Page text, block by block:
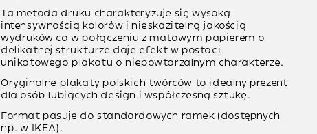
Ta metoda druku charakteryzuje się wysoką
intensywnością kolorów i nieskazitelną jakością
wydruków co w połączeniu z matowym papierem o
delikatnej strukturze daje efekt w postaci
unikatowego plakatu o niepowtarzalnym charakterze.
Oryginalne plakaty polskich twórców to idealny prezent
dla osób lubiących design i współczesną sztukę.
Format pasuje do standardowych ramek (dostępnych
np. w IKEA).